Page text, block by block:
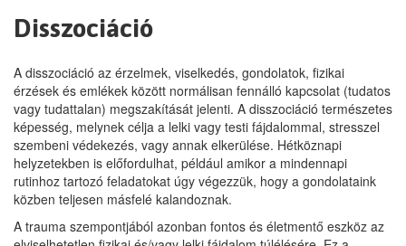
Disszociáció
A disszociáció az érzelmek, viselkedés, gondolatok, fizikai
érzések és emlékek között normálisan fennálló kapcsolat (tudatos
vagy tudattalan) megszakítását jelenti. A disszociáció természetes
képesség, melynek célja a lelki vagy testi fájdalommal, stresszel
szembeni védekezés, vagy annak elkerülése. Hétköznapi
helyzetekben is előfordulhat, például amikor a mindennapi
rutinhoz tartozó feladatokat úgy végezzük, hogy a gondolataink
közben teljesen másfelé kalandoznak.
A trauma szempontjából azonban fontos és életmentő eszköz az